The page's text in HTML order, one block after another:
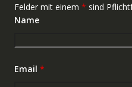
Felder mit einem * sind
Name
Email *